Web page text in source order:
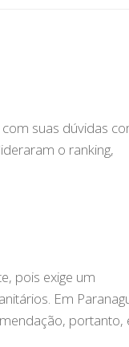
suas dúvidas
o ranking,
pois exige um
Em
portanto,